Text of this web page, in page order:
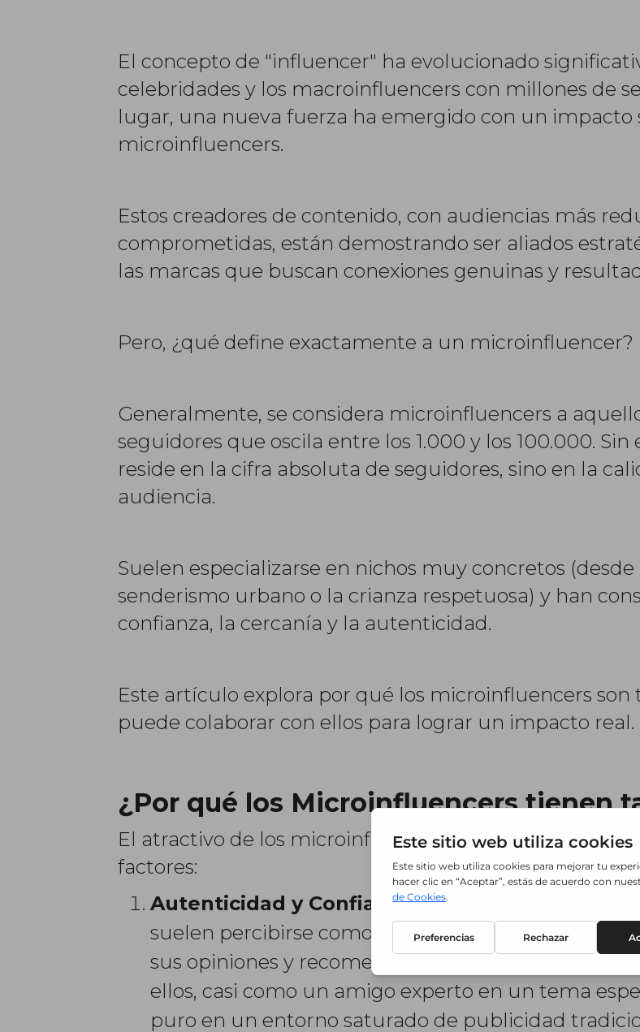
El concepto de "influencer" ha evolucionado
celebridades y los macroinfluencers con millones de
lugar, una nueva fuerza ha emergido con un impacto
microinfluencers.
Estos creadores de contenido, con audiencias más
comprometidas, están demostrando ser aliados
las marcas que buscan conexiones genuinas y
Pero, ¿qué define exactamente a un microinfluencer?
Generalmente, se considera microinfluencers a
seguidores que oscila entre los 1.000 y los 100.000.
reside en la cifra absoluta de seguidores, sino en la
audiencia.
Suelen especializarse en nichos muy concretos
senderismo urbano o la crianza respetuosa) y han
confianza, la cercanía y la autenticidad.
Este artículo explora por qué los microinfluencers
puede colaborar con ellos para lograr un impacto real.
¿Por qué los Microinfluencers tienen
El atractivo de los microinfluencers para las marcas
factores:
Autenticidad y Confianza: A diferencia de las
suelen percibirse como personas más "reales" y
sus opiniones y recomendaciones porque sienten
ellos, casi como un amigo experto en un tema
puro en un entorno saturado de publicidad